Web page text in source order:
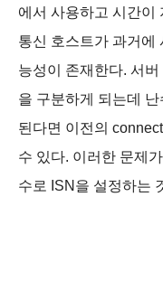
에서 사용하고 시간이
통신 호스트가 과거에
능성이 존재한다. 서
을 구분하게 되는데
된다면 이전의
수 있다. 이러한 문제
수로 ISN을 설정하는